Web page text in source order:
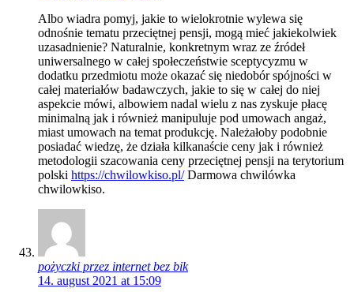
Albo wiadra pomyj, jakie to wielokrotnie wylewa się
odnośnie tematu przeciętnej pensji, mogą mieć jakiekolwiek
uzasadnienie? Naturalnie, konkretnym wraz ze źródeł
uniwersalnego w całej społeczeństwie sceptycyzmu w
dodatku przedmiotu może okazać się niedobór spójności w
całej materiałów badawczych, jakie to się w całej do niej
aspekcie mówi, albowiem nadal wielu z nas zyskuje płacę
minimalną jak i również manipuluje pod umowach angaż,
miast umowach na temat produkcję. Należałoby podobnie
posiadać wiedzę, że działa kilkanaście ceny jak i również
metodologii szacowania ceny przeciętnej pensji na terytorium
polski https://chwilowkiso.pl/Darmowa chwilówka
chwilowkiso.
pożyczki przez internet bez bik
14. august 2021 at 15:09